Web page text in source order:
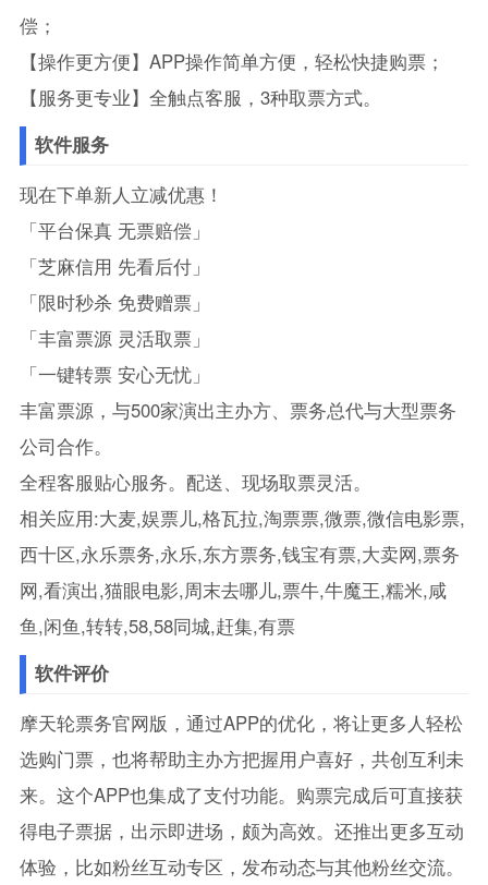
偿；
【操作更方便】APP操作简单方便，轻松快捷购票；
【服务更专业】全触点客服，3种取票方式。
软件服务
现在下单新人立减优惠！
「平台保真 无票赔偿」
「芝麻信用 先看后付」
「限时秒杀 免费赠票」
「丰富票源 灵活取票」
「一键转票 安心无忧」
丰富票源，与500家演出主办方、票务总代与大型票务
公司合作。
全程客服贴心服务。配送、现场取票灵活。
相关应用:大麦,娱票儿,格瓦拉,淘票票,微票,微信电影票,
西十区,永乐票务,永乐,东方票务,钱宝有票,大卖网,票务
网,看演出,猫眼电影,周末去哪儿,票牛,牛魔王,糯米,咸
鱼,闲鱼,转转,58,58同城,赶集,有票
软件评价
摩天轮票务官网版，通过APP的优化，将让更多人轻松
选购门票，也将帮助主办方把握用户喜好，共创互利未
来。这个APP也集成了支付功能。购票完成后可直接获
得电子票据，出示即进场，颇为高效。还推出更多互动
体验，比如粉丝互动专区，发布动态与其他粉丝交流。